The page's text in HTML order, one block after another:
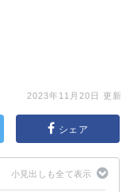
2023年11月20日 更新
シェア